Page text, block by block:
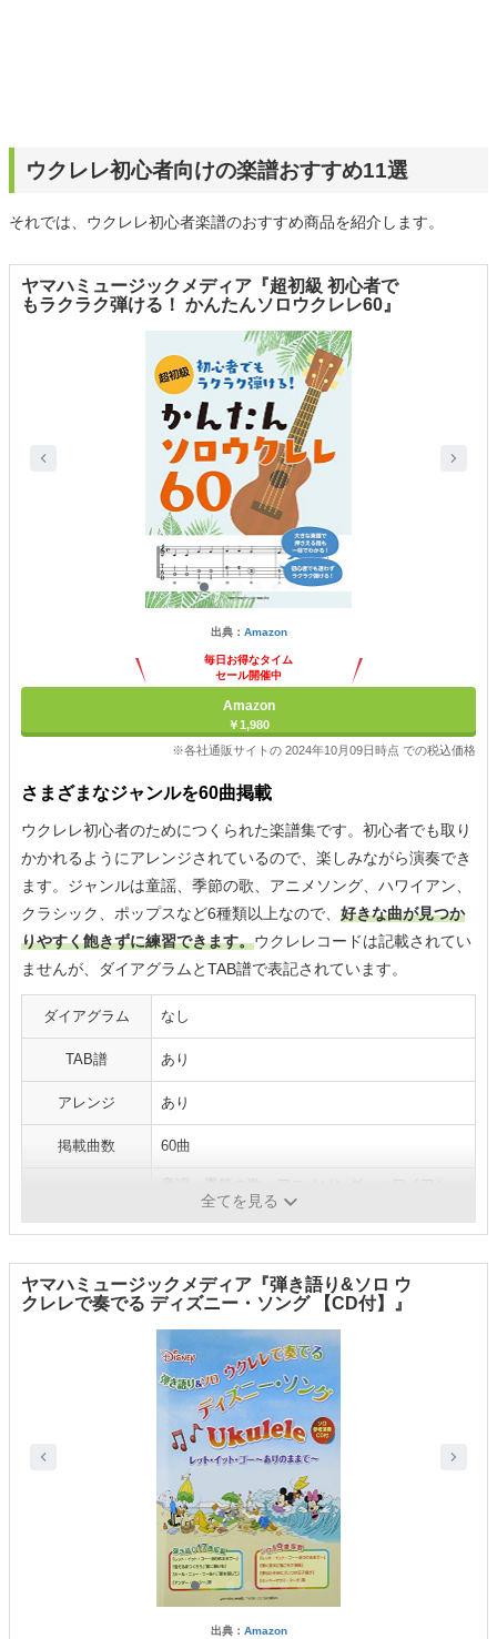
ウクレレ初心者向けの楽譜おすすめ11選
それでは、ウクレレ初心者楽譜のおすすめ商品を紹介します。
ヤマハミュージックメディア『超初級 初心者で
もラクラク弾ける！ かんたんソロウクレレ60』
出典： Amazon
毎日お得なタイム
セール開催中
Amazon
￥1,980
※各社通販サイトの 2024年10月09日時点 での税込価格
さまざまなジャンルを60曲掲載
ウクレレ初心者のためにつくられた楽譜集です。初心者でも取り
かかれるようにアレンジされているので、楽しみながら演奏でき
ます。ジャンルは童謡、季節の歌、アニメソング、ハワイアン、
クラシック、ポップスなど6種類以上なので、 好きな曲が見つか
りやすく飽きずに練習できます。ウクレレコードは記載されてい
ませんが、ダイアグラムとTAB譜で表記されています。
ダイアグラム なし
TAB譜 あり
アレンジ あり
掲載曲数 60曲
クラシック、ポップス
全てを見る
ヤマハミュージックメディア『弾き語り&ソロ ウ
クレレで奏でる ディズニー・ソング 【CD付】』
出典： Amazon